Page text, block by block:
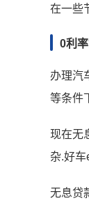
在一些
0利
办理汽
等条件
现在无
杂.好
无息贷